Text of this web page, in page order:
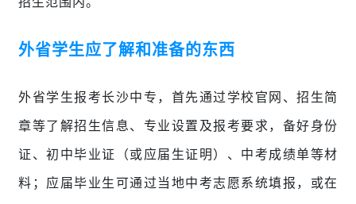
外省学生应了解和准备的东西
外省学生报考长沙中专，首先通过学校官网、招生简
章等了解招生信息、专业设置及报考要求，备好身份
证、初中毕业证（或应届生证明）、中考成绩单等材
料；应届毕业生可通过当地中考志愿系统填报，或在